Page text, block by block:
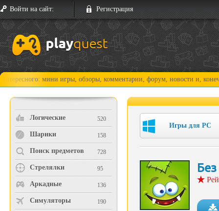
Войти на сайт: Регистрация
мини игры, обзоры, комментарии, форум, новости и, конечно,
Логические 520
Шарики 158
Поиск предметов 728
Стрелялки 95
Аркадные 136
Симуляторы 190
Игры для PC